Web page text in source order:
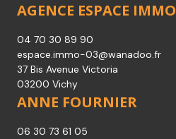
AGENCE ESPACE IMMO
04 70 30 89 90
espace.immo-03@wanadoo.fr
37 Bis Avenue Victoria
03200 Vichy
ANNE FOURNIER
06 30 73 61 05